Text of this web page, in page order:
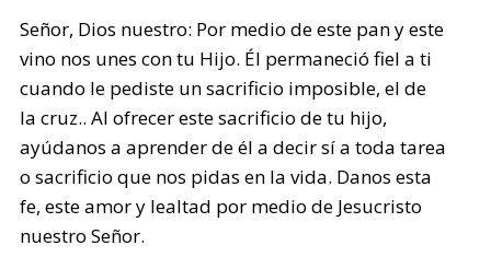
Señor, Dios nuestro: Por medio de este pan y este
vino nos unes con tu Hijo. Él permaneció fiel a ti
cuando le pediste un sacrificio imposible, el de
la cruz.. Al ofrecer este sacrificio de tu hijo,
ayúdanos a aprender de él a decir sí a toda tarea
o sacrificio que nos pidas en la vida. Danos esta
fe, este amor y lealtad por medio de Jesucristo
nuestro Señor.